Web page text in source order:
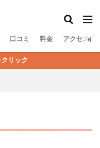
口コミ 料金 アクセス